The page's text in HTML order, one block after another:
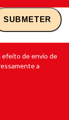
efeito de envio de
a